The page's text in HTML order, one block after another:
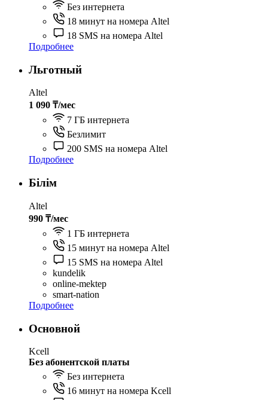
Без интернета
18 минут на номера Altel
18 SMS на номера Altel
Подробнее
Льготный
Altel
1 090 ₸/мес
7 ГБ интернета
Безлимит
200 SMS на номера Altel
Подробнее
Білім
Altel
990 ₸/мес
1 ГБ интернета
15 минут на номера Altel
15 SMS на номера Altel
kundelik
online-mektep
smart-nation
Подробнее
Основной
Kcell
Без абонентской платы
Без интернета
16 минут на номера Kcell